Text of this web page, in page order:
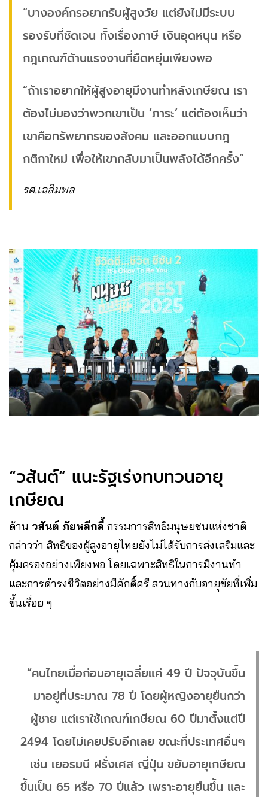
“บางองค์กรอยากรับผู้สูงวัย แต่ยังไม่มีระบบ
รองรับที่ชัดเจน ทั้งเรื่องภาษี เงินอุดหนุน หรือ
กฎเกณฑ์ด้านแรงงานที่ยืดหยุ่นเพียงพอ
“ถ้าเราอยากให้ผู้สูงอายุมีงานทำหลังเกษียณ เรา
ต้องไม่มองว่าพวกเขาเป็น ‘ภาระ’ แต่ต้องเห็นว่า
เขาคือทรัพยากรของสังคม และออกแบบกฎ
กติกาใหม่ เพื่อให้เขากลับมาเป็นพลังได้อีกครั้ง”
รศ.เฉลิมพล
“วสันต์” แนะรัฐเร่งทบทวนอายุ
เกษียณ
ด้าน วสันต์ ภัยหลีกลี้ กรรมการสิทธิมนุษยชนแห่งชาติ
กล่าวว่า สิทธิของผู้สูงอายุไทยยังไม่ได้รับการส่งเสริมและ
คุ้มครองอย่างเพียงพอ โดยเฉพาะสิทธิในการมีงานทำ
และการดำรงชีวิตอย่างมีศักดิ์ศรี สวนทางกับอายุขัยที่เพิ่ม
ขึ้นเรื่อย ๆ
“คนไทยเมื่อก่อนอายุเฉลี่ยแค่ 49 ปี ปัจจุบันขึ้น
มาอยู่ที่ประมาณ 78 ปี โดยผู้หญิงอายุยืนกว่า
ผู้ชาย แต่เราใช้เกณฑ์เกษียณ 60 ปีมาตั้งแต่ปี
2494 โดยไม่เคยปรับอีกเลย ขณะที่ประเทศอื่นๆ
เช่น เยอรมนี ฝรั่งเศส ญี่ปุ่น ขยับอายุเกษียณ
ขึ้นเป็น 65 หรือ 70 ปีแล้ว เพราะอายุยืนขึ้น และ